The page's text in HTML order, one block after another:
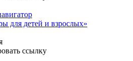
для детей и взрослых»